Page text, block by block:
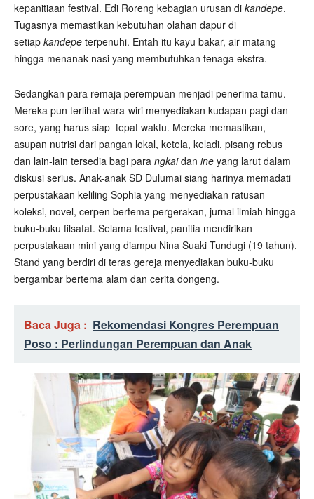
kepanitiaan festival. Edi Roreng kebagian urusan di kandepe.
Tugasnya memastikan kebutuhan olahan dapur di
setiap kandepe terpenuhi. Entah itu kayu bakar, air matang
hingga menanak nasi yang membutuhkan tenaga ekstra.
Sedangkan para remaja perempuan menjadi penerima tamu.
Mereka pun terlihat wara-wiri menyediakan kudapan pagi dan
sore, yang harus siap tepat waktu. Mereka memastikan,
asupan nutrisi dari pangan lokal, ketela, keladi, pisang rebus
dan lain-lain tersedia bagi para ngkaidan ine yang larut dalam
diskusi serius. Anak-anak SD Dulumai siang harinya memadati
perpustakaan keliling Sophia yang menyediakan ratusan
koleksi, novel, cerpen bertema pergerakan, jurnal ilmiah hingga
buku-buku filsafat. Selama festival, panitia mendirikan
perpustakaan mini yang diampu Nina Suaki Tundugi (19 tahun).
Stand yang berdiri di teras gereja menyediakan buku-buku
bergambar bertema alam dan cerita dongeng.
Baca Juga : Rekomendasi Kongres Perempuan
Poso : Perlindungan Perempuan dan Anak